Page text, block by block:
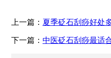
上一篇： 夏季砭石刮痧好处
下一篇： 中医砭石刮痧最适